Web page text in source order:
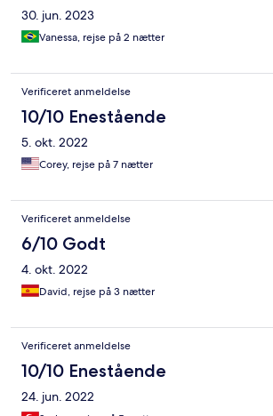
30. jun. 2023
Vanessa, rejse på 2 nætter
Verificeret anmeldelse
10/10 Enestående
5. okt. 2022
Corey, rejse på 7 nætter
Verificeret anmeldelse
6/10 Godt
4. okt. 2022
David, rejse på 3 nætter
Verificeret anmeldelse
10/10 Enestående
24. jun. 2022